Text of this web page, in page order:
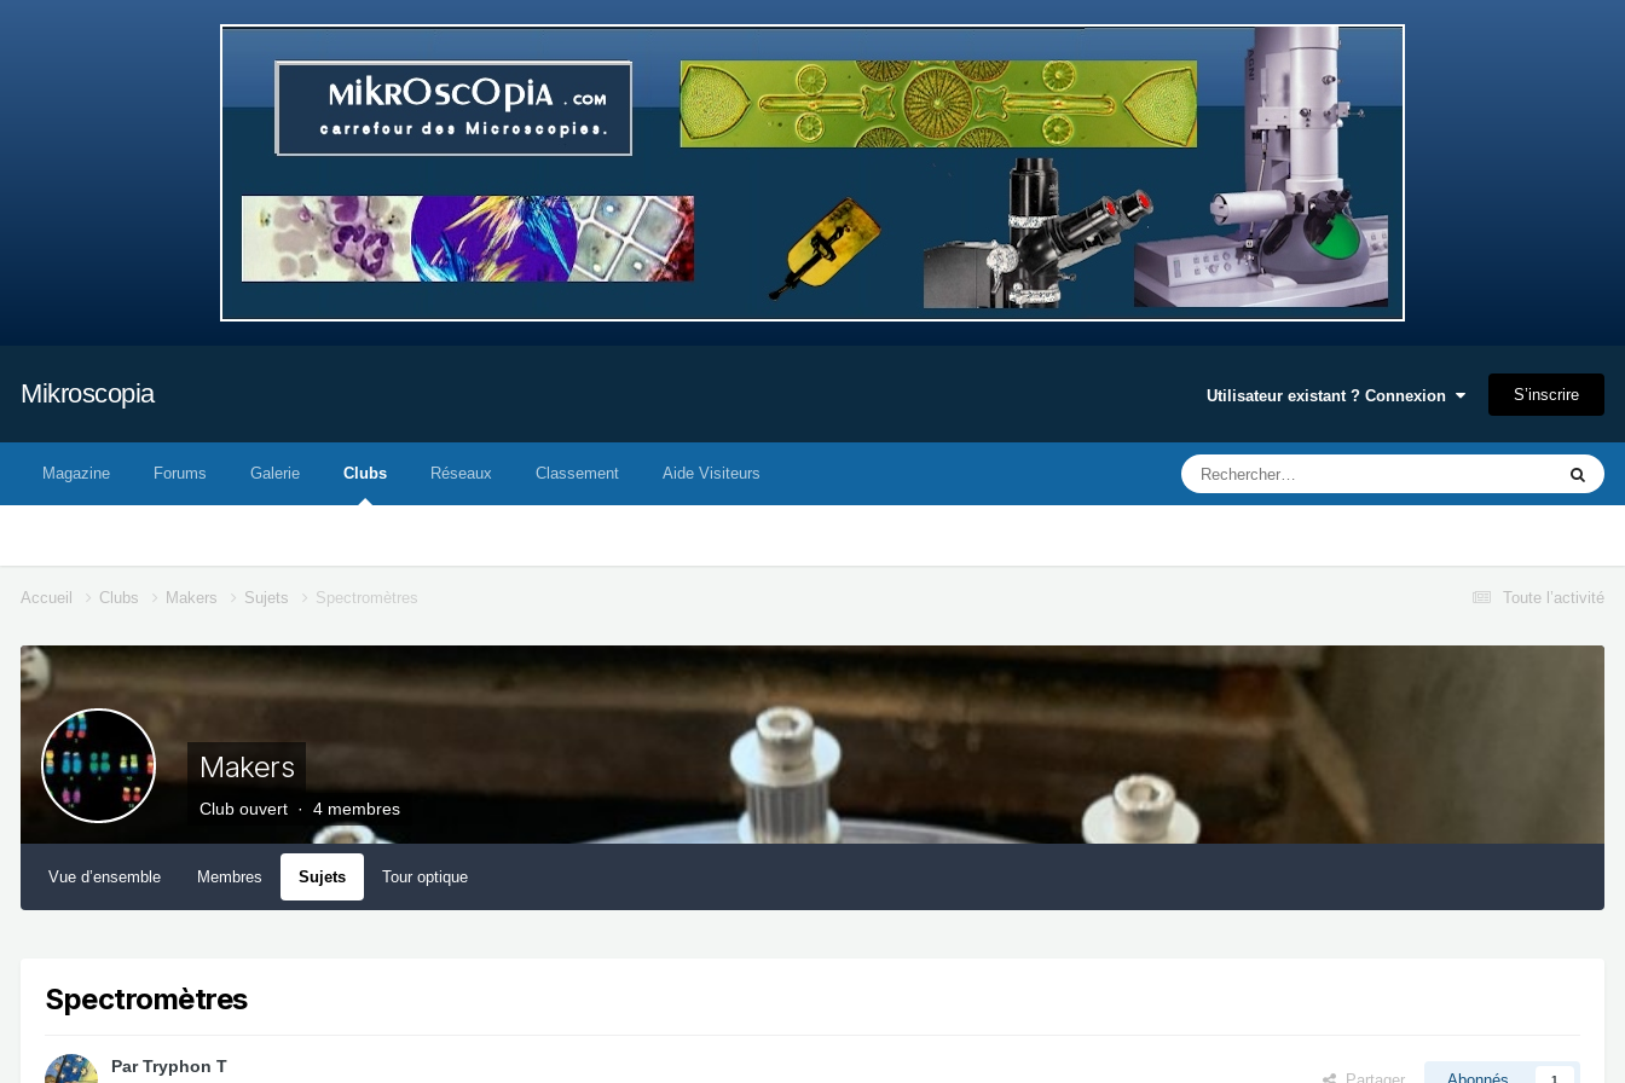
Mikroscopia Utilisateur existant ? Connexion S’inscrire
Magazine Forums Galerie Clubs Réseaux Classement Aide Visiteurs
Toute l’activité
Accueil Clubs Makers Sujets Spectromètres
Makers
Club ouvert · 4 membres
Vue d’ensemble Membres Sujets Tour optique
Spectromètres
ParTryphon T
1